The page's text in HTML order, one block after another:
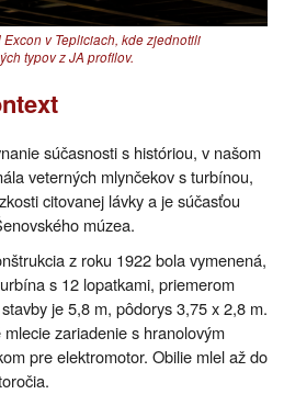
v Tepliciach, kde zjednotili
typov z JA profilov.
súčasnosti s históriou, v našom
veterných mlynčekov s turbínou,
citovanej lávky a je súčasťou
múzea.
z roku 1922 bola vymenená,
s 12 lopatkami, priemerom
je 5,8 m, pôdorys 3,75 x 2,8 m.
zariadenie s hranolovým
pre elektromotor. Obilie mlel až do